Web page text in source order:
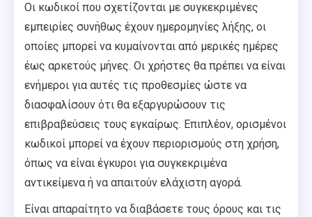
Οι κωδικοί που σχετίζονται με συγκεκριμένες
εμπειρίες συνήθως έχουν ημερομηνίες λήξης, οι
οποίες μπορεί να κυμαίνονται από μερικές ημέρες
έως αρκετούς μήνες. Οι χρήστες θα πρέπει να είναι
ενήμεροι για αυτές τις προθεσμίες ώστε να
διασφαλίσουν ότι θα εξαργυρώσουν τις
επιβραβεύσεις τους εγκαίρως. Επιπλέον, ορισμένοι
κωδικοί μπορεί να έχουν περιορισμούς στη χρήση,
όπως να είναι έγκυροι για συγκεκριμένα
αντικείμενα ή να απαιτούν ελάχιστη αγορά.
Είναι απαραίτητο να διαβάσετε τους όρους και τις